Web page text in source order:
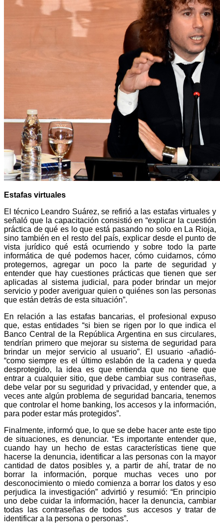
Estafas virtuales
El técnico Leandro Suárez, se refirió a las estafas virtuales y
señaló que la capacitación consistió en “explicar la cuestión
práctica de qué es lo que está pasando no solo en La Rioja,
sino también en el resto del país, explicar desde el punto de
vista jurídico qué está ocurriendo y sobre todo la parte
informática de qué podemos hacer, cómo cuidarnos, cómo
protegernos, agregar un poco la parte de seguridad y
entender que hay cuestiones prácticas que tienen que ser
aplicadas al sistema judicial, para poder brindar un mejor
servicio y poder averiguar quien o quiénes son las personas
que están detrás de esta situación”.
En relación a las estafas bancarias, el profesional expuso
que, estas entidades “si bien se rigen por lo que indica el
Banco Central de la República Argentina en sus circulares,
tendrían primero que mejorar su sistema de seguridad para
brindar un mejor servicio al usuario”. El usuario -añadió-
“como siempre es el último eslabón de la cadena y queda
desprotegido, la idea es que entienda que no tiene que
entrar a cualquier sitio, que debe cambiar sus contraseñas,
debe velar por su seguridad y privacidad, y entender que, a
veces ante algún problema de seguridad bancaria, tenemos
que controlar el home banking, los accesos y la información,
para poder estar más protegidos”.
Finalmente, informó que, lo que se debe hacer ante este tipo
de situaciones, es denunciar. “Es importante entender que,
cuando hay un hecho de estas características tiene que
hacerse la denuncia, identificar a las personas con la mayor
cantidad de datos posibles y, a partir de ahí, tratar de no
borrar la información, porque muchas veces uno por
desconocimiento o miedo comienza a borrar los datos y eso
perjudica la investigación” advirtió y resumió: “En principio
uno debe cuidar la información, hacer la denuncia, cambiar
todas las contraseñas de todos sus accesos y tratar de
identificar a la persona o personas”.